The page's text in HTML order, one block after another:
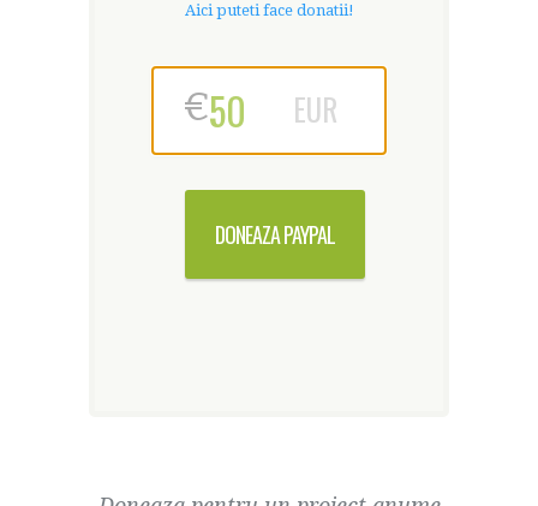
Aici puteti face donatii!
€ EUR
DONEAZA PAYPAL